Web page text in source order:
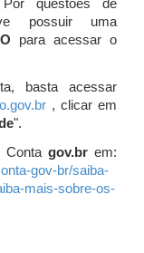
questões de
possuir uma
para acessar o
basta acessar
, clicar em
".
Conta gov.brem:
gov-br/saiba-
mais-sobre-os-